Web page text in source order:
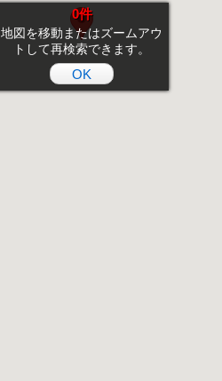
0件
地図を移動またはズームアウ
トして再検索できます。
OK